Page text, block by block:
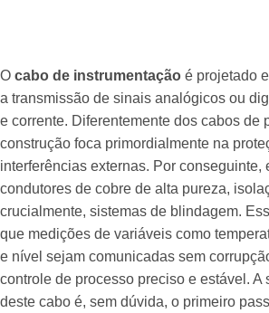
O cabo de instrumentação é projetado
a transmissão de sinais analógicos ou
e corrente. Diferentemente dos cabos de
construção foca primordialmente na
interferências externas. Por conseguinte,
condutores de cobre de alta pureza,
crucialmente, sistemas de blindagem.
que medições de variáveis como
e nível sejam comunicadas sem
controle de processo preciso e estável. A
deste cabo é, sem dúvida, o primeiro